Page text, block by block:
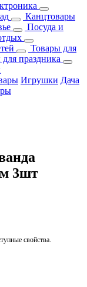
Канцтовары
Посуда и
Товары для
праздника
Игрушки Дача
3шт
свойства.